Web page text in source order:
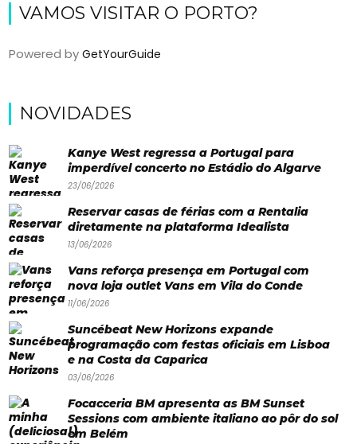
dormir?
Restaurantes
Paradisíacas
Eventos
Água
Bronzeado
VAMOS VISITAR O PORTO?
Powered byGetYourGuide
NOVIDADES
Kanye West regressa a Portugal para
imperdível concerto no Estádio do Algarve
23/06/2026
Reservar casas de férias com a Rentalia
diretamente na plataforma Idealista
13/06/2026
Vans reforça presença em Portugal com
nova loja outlet Vans em Vila do Conde
11/06/2026
Suncébeat New Horizons expande
programação com festas oficiais em Lisboa
e na Costa da Caparica
03/06/2026
Focacceria BM apresenta as BM Sunset
Sessions com ambiente italiano ao pôr do sol
em Belém